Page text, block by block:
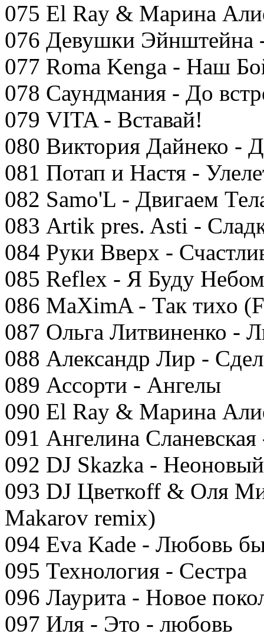
075 El Ray & Марина
076 Девушки Эйнштейна
077 Roma Kenga - Наш
078 Саундмания - До
079 VITA - Вставай!
080 Виктория Дайнеко -
081 Потап и Настя -
082 Samo'L - Двигаем
083 Artik pres. Asti -
084 Руки Вверх -
085 Reflex - Я Буду
086 MaXimA - Так тихо
087 Ольга Литвиненко -
088 Александр Лир -
089 Ассорти - Ангелы
090 El Ray & Марина
091 Ангелина
092 DJ Skazka - Неоновый
093 DJ Цветкоff & Оля
Makarov remix)
094 Eva Kade - Любовь
095 Технология - Сестра
096 Лаурита - Новое
097 Иля - Это - любовь